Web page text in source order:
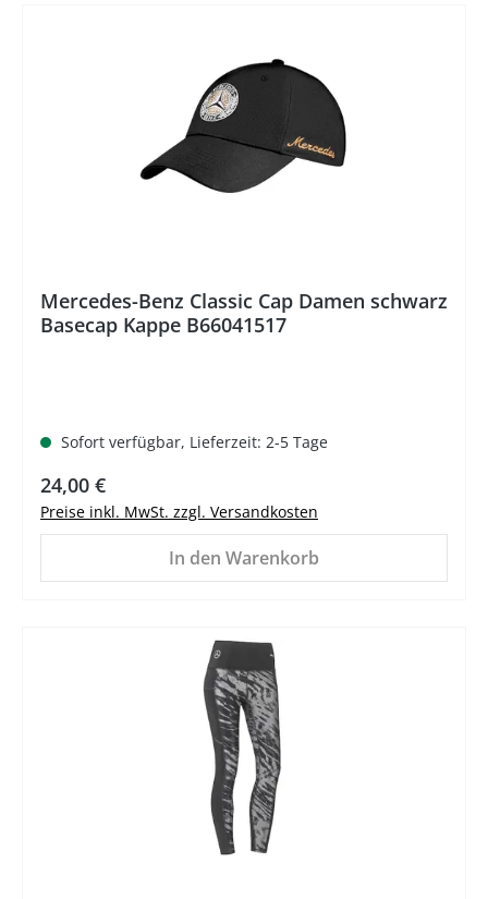
Mercedes-Benz Classic Cap Damen schwarz
Basecap Kappe B66041517
Sofort verfügbar, Lieferzeit: 2-5 Tage
Regulärer Preis:
24,00 €
Preise inkl. MwSt. zzgl. Versandkosten
In den Warenkorb